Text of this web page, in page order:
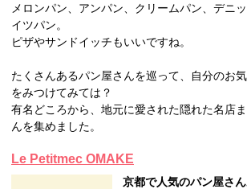
メロンパン、アンパン、クリームパン、デニ
イツパン。
ピザやサンドイッチもいいですね。
たくさんあるパン屋さんを巡って、自分のお
をみつけてみては？
有名どころから、地元に愛された隠れた名店
んを集めました。
Le Petitmec OMAKE
京都で人気のパン屋さ